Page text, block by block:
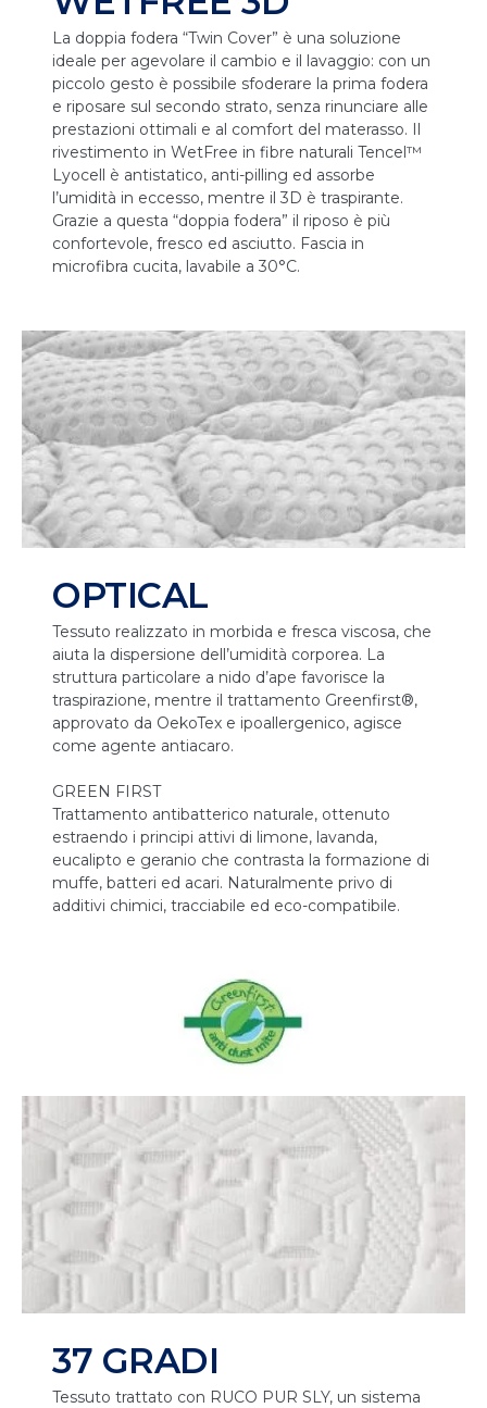
La doppia fodera “Twin Cover” è una soluzione
ideale per agevolare il cambio e il lavaggio: con un
piccolo gesto è possibile sfoderare la prima fodera
e riposare sul secondo strato, senza rinunciare alle
prestazioni ottimali e al comfort del materasso. Il
rivestimento in WetFree in fibre naturali Tencel™
Lyocell è antistatico, anti-pilling ed assorbe
l’umidità in eccesso, mentre il 3D è traspirante.
Grazie a questa “doppia fodera” il riposo è più
confortevole, fresco ed asciutto. Fascia in
microfibra cucita, lavabile a 30°C.
OPTICAL
Tessuto realizzato in morbida e fresca viscosa, che
aiuta la dispersione dell’umidità corporea. La
struttura particolare a nido d’ape favorisce la
traspirazione, mentre il trattamento Greenfirst®,
approvato da OekoTex e ipoallergenico, agisce
come agente antiacaro.
GREEN FIRST
Trattamento antibatterico naturale, ottenuto
estraendo i principi attivi di limone, lavanda,
eucalipto e geranio che contrasta la formazione di
muffe, batteri ed acari. Naturalmente privo di
additivi chimici, tracciabile ed eco-compatibile.
37 GRADI
Tessuto trattato con RUCO PUR SLY, un sistema